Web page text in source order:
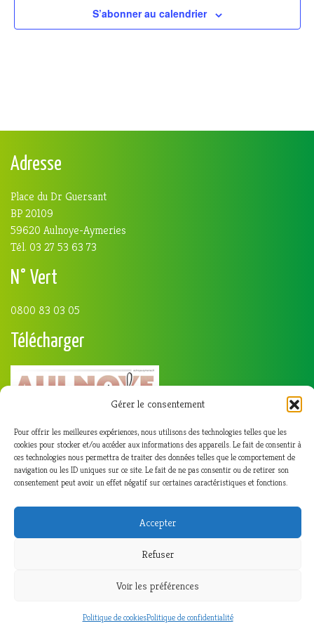
Gérer le consentement
Pour offrir les meilleures expériences, nous utilisons des technologies telles que les
cookies pour stocker et/ou accéder aux informations des appareils. Le fait de consentir à
ces technologies nous permettra de traiter des données telles que le comportement de
navigation ou les ID uniques sur ce site. Le fait de ne pas consentir ou de retirer son
consentement peut avoir un effet négatif sur certaines caractéristiques et fonctions.
Accepter
Refuser
Voir les préférences
Politique de cookiesPolitique de confidentialité
S’abonner au calendrier
Adresse
Place du Dr Guersant
BP 20109
59620 Aulnoye-Aymeries
Tél. 03 27 53 63 73
N° Vert
0800 83 03 05
Télécharger